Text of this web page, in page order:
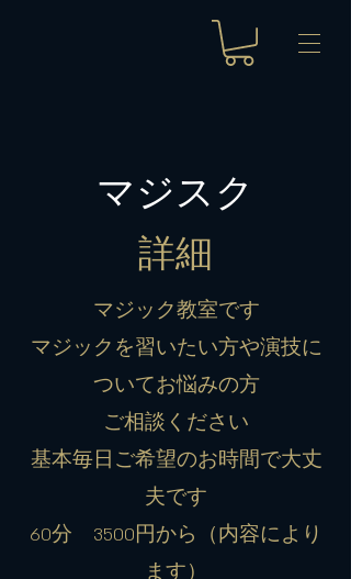
​マジスク
​詳細
マジック教室です
マジックを習いたい方や演技に
ついてお悩みの方
​ご相談ください
基本毎日ご希望のお時間で大丈
夫です
60分 3500円から（内容により
ます）